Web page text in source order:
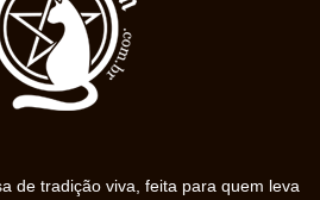
de tradição viva, feita para quem leva